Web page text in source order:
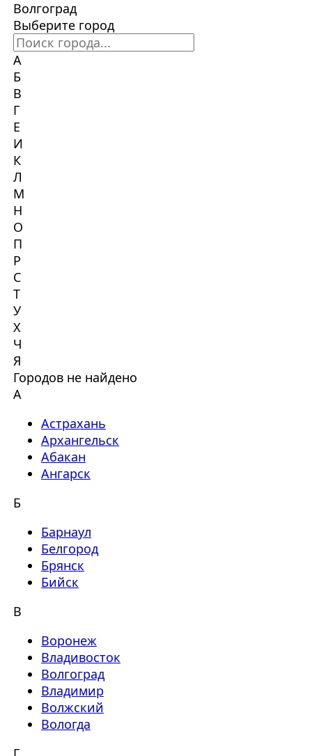
Волгоград
Выберите город
А
Б
В
Г
Е
И
К
Л
М
Н
О
П
Р
С
Т
У
Х
Ч
Я
Городов не найдено
А
Астрахань
Архангельск
Абакан
Ангарск
Б
Барнаул
Белгород
Брянск
Бийск
В
Воронеж
Владивосток
Волгоград
Владимир
Волжский
Вологда